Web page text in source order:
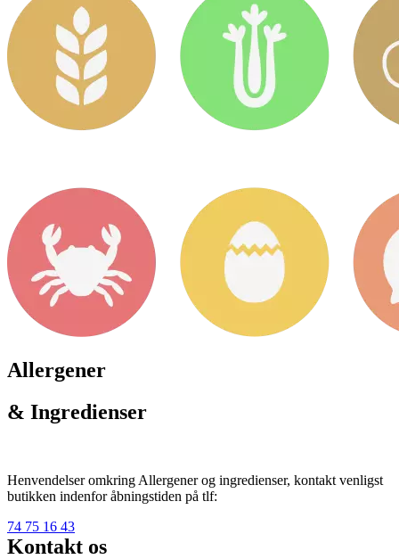
Allergener
& Ingredienser
Henvendelser omkring Allergener og ingredienser, kontakt venligst
butikken indenfor åbningstiden på tlf:
74 75 16 43
Kontakt os